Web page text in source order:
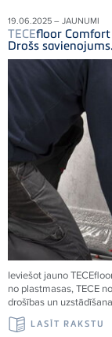
19.06.2025 – JAUNUMI
TECEfloor Comfort
Drošs savienojums.
Ieviešot jaunoTECE
no plastmasas,TECE
drošības un
LASĪT RAKSTU